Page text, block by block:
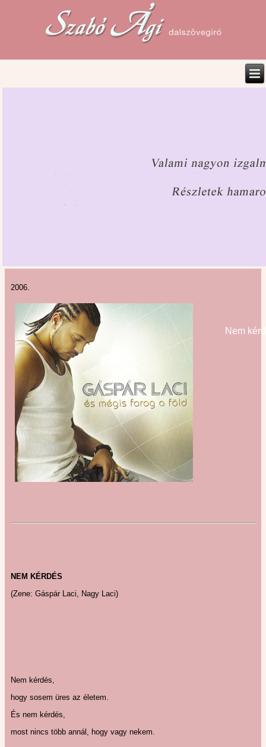
2006.
Nem
NEM KÉRDÉS
(Zene: Gáspár Laci, Nagy Laci)
Nem kérdés,
hogy sosem üres az életem.
És nem kérdés,
most nincs több annál, hogy vagy nekem.